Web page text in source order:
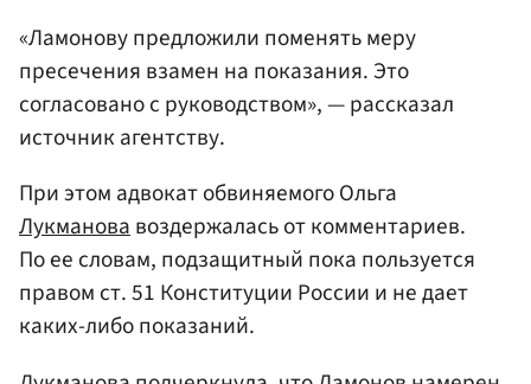
«Ламонову предложили поменять меру
пресечения взамен на показания. Это
согласовано с руководством», — рассказал
источник агентству.
При этом адвокат обвиняемого Ольга
Лукмановавоздержалась от комментариев.
По ее словам, подзащитный пока пользуется
правом ст. 51 Конституции России и не дает
каких-либо показаний.